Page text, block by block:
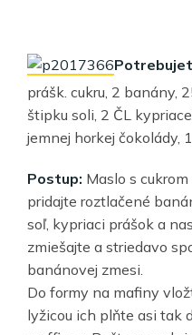
prášk. cukru, 2 banány,
štipku soli, 2 ČL
jemnej horkej čokolády,
Postup: Maslo s
pridajte roztlačené
soľ, kypriaci prášok a
zmiešajte a striedavo
banánovej zmesi.
Do formy na mafiny
lyžicou ich plňte asi tak